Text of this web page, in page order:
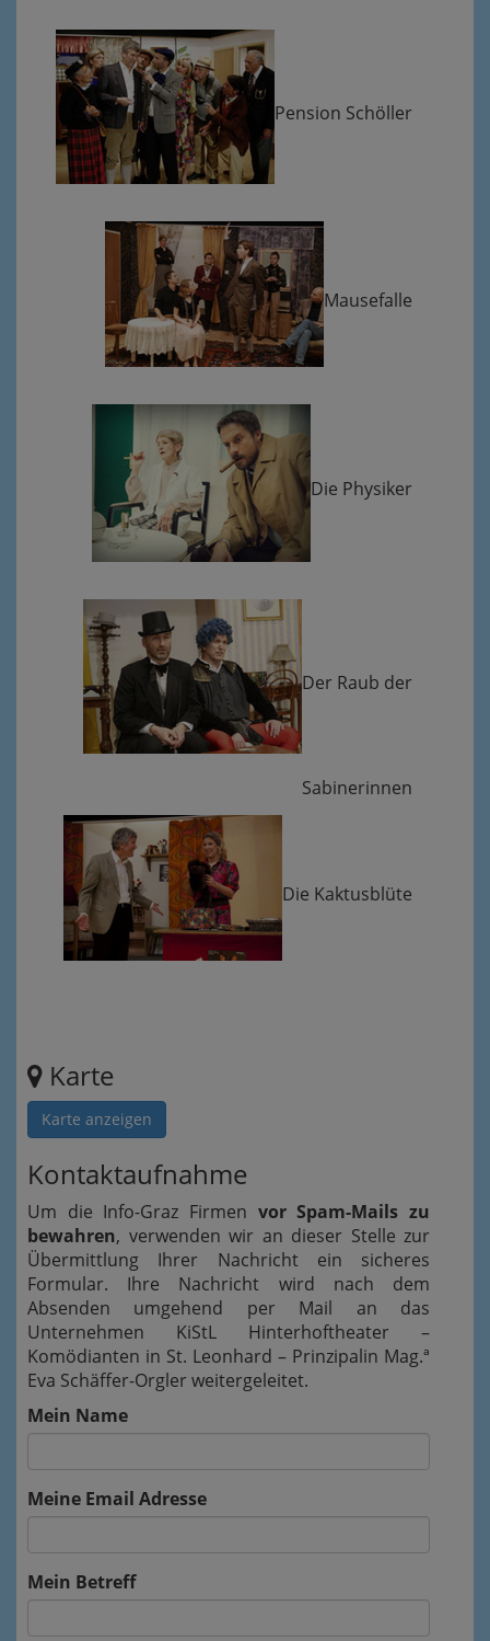
Pension Schöller
Mausefalle
Die Physiker
Der Raub der
Sabinerinnen
Die Kaktusblüte
Karte
Karte anzeigen
Kontaktaufnahme
Um die Info-Graz Firmen vor Spam-Mails zu
bewahren, verwenden wir an dieser Stelle zur
Übermittlung Ihrer Nachricht ein sicheres
Formular. Ihre Nachricht wird nach dem
Absenden umgehend per Mail an das
Unternehmen KiStL Hinterhoftheater –
Komödianten in St. Leonhard – Prinzipalin Mag.ª
Eva Schäffer-Orgler weitergeleitet.
Mein Name
Meine Email Adresse
Mein Betreff